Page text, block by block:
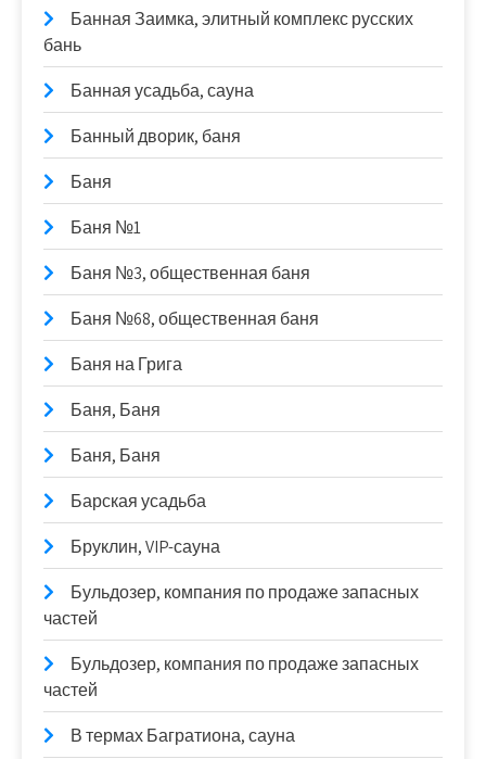
Банная Заимка, элитный комплекс русских
бань
Банная усадьба, сауна
Банный дворик, баня
Баня
Баня №1
Баня №3, общественная баня
Баня №68, общественная баня
Баня на Грига
Баня, Баня
Баня, Баня
Барская усадьба
Бруклин, VIP-сауна
Бульдозер, компания по продаже запасных
частей
Бульдозер, компания по продаже запасных
частей
В термах Багратиона, сауна